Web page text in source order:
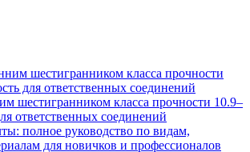
шестигранником класса прочности 10.9–
ответственных соединений